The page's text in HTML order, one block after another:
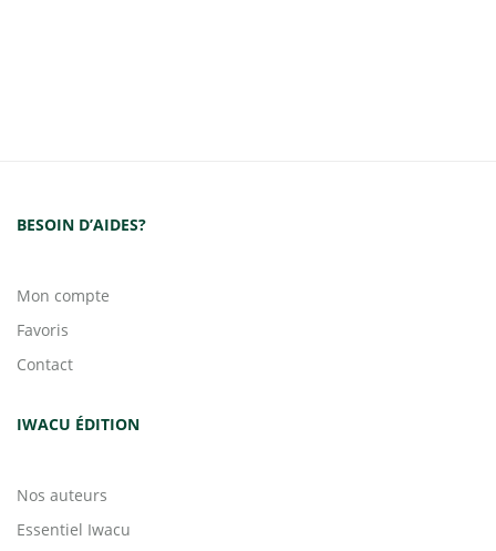
BESOIN D’AIDES?
Mon compte
Favoris
Contact
IWACU ÉDITION
Nos auteurs
Essentiel Iwacu